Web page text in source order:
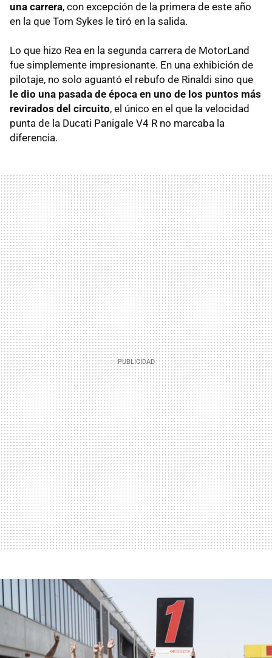
una carrera, con excepción de la primera de este año
en la que Tom Sykes le tiró en la salida.
Lo que hizo Rea en la segunda carrera de MotorLand
fue simplemente impresionante. En una exhibición de
pilotaje, no solo aguantó el rebufo de Rinaldi sino que
le dio una pasada de época en uno de los puntos más
revirados del circuito, el único en el que la velocidad
punta de la Ducati Panigale V4 R no marcaba la
diferencia.